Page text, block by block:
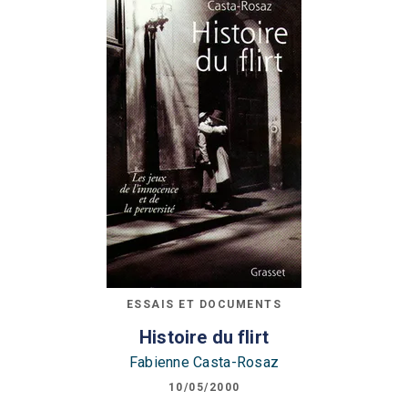
ESSAIS ET DOCUMENTS
Histoire du flirt
Fabienne Casta-Rosaz
10/05/2000